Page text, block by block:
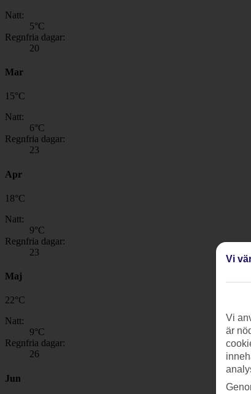
Natt:
5°C
Regnfria dagar:
20
Mar
15°C
Natt:
6°C
Regnfria dagar:
23
Apr
18°C
Natt:
9°C
Regnfria dagar:
23
Maj
22°C
Natt:
9°C
Regnfria dagar:
26
Jun
Vi
Vi
är